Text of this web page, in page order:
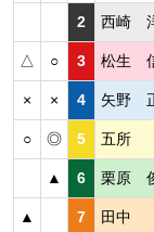
2 西崎
△ ○ 3 松生
× × 4 矢野
○ ◎ 5 五所
▲ 6 栗原
▲ 7 田中